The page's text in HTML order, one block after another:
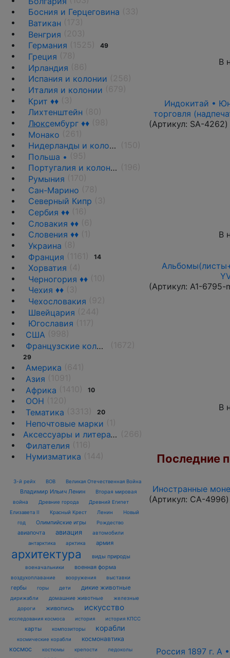
Босния и Герцеговина
Ватикан
Венгрия
Германия
49
Греция
Ирландия
Испания и колонии
Италия и колонии
Крит ♦♦
Лихтенштейн
Люксембург ♦♦
Монако
Нидерланды и колонии
Польша •
Португалия и колонии
Румыния
Сан-Марино
Северный Кипр
Сербия ♦♦
Словакия ♦♦
Словения ♦♦
Украина
Франция
14
Хорватия
Черногория ♦♦
Чехия ♦♦
Чехословакия
Швейцария
Югославия
США
Французские колонии и территории
29
Америка
Азия
Африка
10
ООН
Тематика
20
Непочтовые марки
Аксессуары и литература
Филателия
Нумизматика
3-й рейх ВОВ Великая Отечественная Война
Владимир Ильич Ленин
Вторая мировая
война
Древние города
Древний Египет
Елизавета II
Красный Крест Ленин
Новый
год
Олимпийские игры Рождество
авиапочта авиация автомобили
антарктика арктика армия
архитектура виды природы
военачальники военная форма
воздухоплавание вооружения выставки
гербы горы дети дикие животные
дирижабли домашние животные
железные
дороги
живопись искусство
исследования космоса история история КПСС
карты композиторы корабли
космические корабли
космонавтика
космос
костюмы крепости
ледоколы
В
Индокитай •
торговля
(Артикул: SA-4262)
В
(Артикул: A1-6795-
В
Последние
Иностранные
(Артикул: CA-4996)
Россия 1897 г. А